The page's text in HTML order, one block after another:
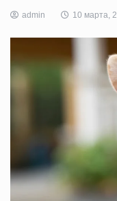
admin 10 марта,